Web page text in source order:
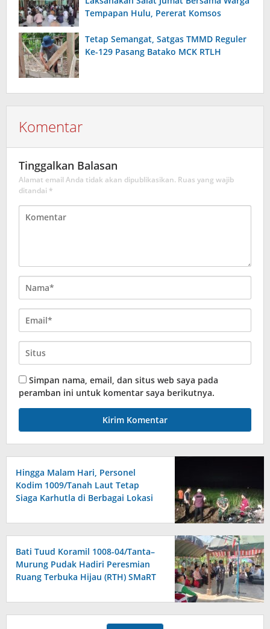
Tempapan Hulu, Pererat Komsos
Tetap Semangat, Satgas TMMD Reguler
Ke-129 Pasang Batako MCK RTLH
Komentar
Tinggalkan Balasan
Alamat email Anda tidak akan dipublikasikan. Ruas yang wajib
ditandai *
Simpan nama, email, dan situs web saya pada
peramban ini untuk komentar saya berikutnya.
Hingga Malam Hari, Personel
Kodim 1009/Tanah Laut Tetap
Siaga Karhutla di Berbagai Lokasi
Bati Tuud Koramil 1008-04/Tanta–
Murung Pudak Hadiri Peresmian
Ruang Terbuka Hijau (RTH) SMaRT